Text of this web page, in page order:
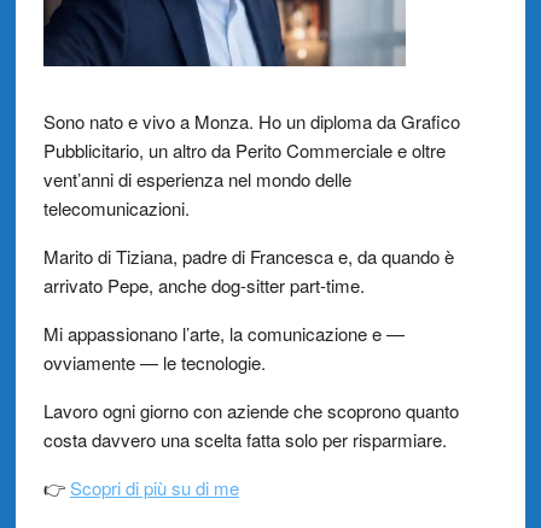
Sono nato e vivo a Monza. Ho un diploma da Grafico
Pubblicitario, un altro da Perito Commerciale e oltre
vent’anni di esperienza nel mondo delle
telecomunicazioni.
Marito di Tiziana, padre di Francesca e, da quando è
arrivato Pepe, anche dog-sitter part-time.
Mi appassionano l’arte, la comunicazione e —
ovviamente — le tecnologie.
Lavoro ogni giorno con aziende che scoprono quanto
costa davvero una scelta fatta solo per risparmiare.
👉Scopri di più su di me